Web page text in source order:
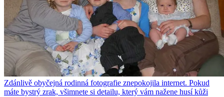
Zdánlivě obyčejná rodinná fotografie znepokojila internet. Pokud
máte bystrý zrak, všimnete si detailu, který vám nažene husí kůži